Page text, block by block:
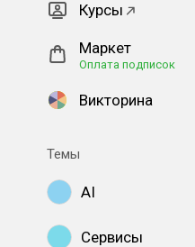
Курсы
Маркет
Оплата подписок
Викторина
Темы
AI
Сервисы